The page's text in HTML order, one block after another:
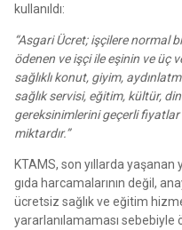
kullanıldı:
“Asgari Ücret; işçilere normal
ödenen ve işçi ile eşinin ve üç
sağlıklı konut, giyim,
sağlık servisi, eğitim, kültür,
gereksinimlerini geçerli
miktardır.”
KTAMS, son yıllarda
gıda harcamalarının değil,
ücretsiz sağlık ve eğitim
yararlanılamaması